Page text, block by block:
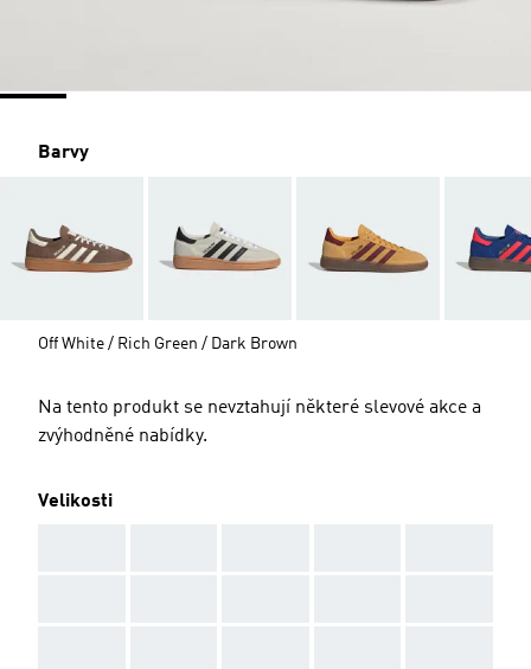
Barvy
Off White / Rich Green / Dark Brown
Na tento produkt se nevztahují některé slevové akce a
zvýhodněné nabídky.
Velikosti